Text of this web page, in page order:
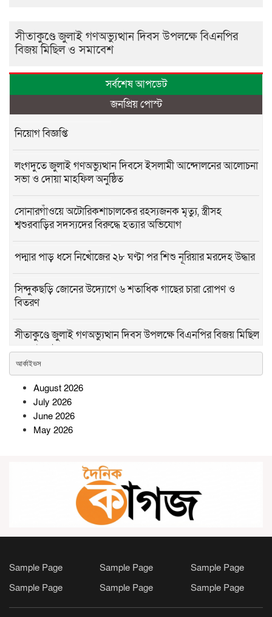
সীতাকুণ্ডে জুলাই গণঅভ্যুত্থান দিবস উপলক্ষে বিএনপির
বিজয় মিছিল ও সমাবেশ
সর্বশেষ আপডেট
জনপ্রিয় পোস্ট
নিয়োগ বিজ্ঞপ্তি
লংগদুতে জুলাই গণঅভ্যুত্থান দিবসে ইসলামী আন্দোলনের আলোচনা
সভা ও দোয়া মাহফিল অনুষ্ঠিত
সোনারগাঁওয়ে অটোরিকশাচালকের রহস্যজনক মৃত্যু, স্ত্রীসহ
শ্বশুরবাড়ির সদস্যদের বিরুদ্ধে হত্যার অভিযোগ
পদ্মার পাড় ধসে নিখোঁজের ২৮ ঘণ্টা পর শিশু নূরিয়ার মরদেহ উদ্ধার
সিন্দুকছড়ি জোনের উদ্যোগে ৬ শতাধিক গাছের চারা রোপণ ও
বিতরণ
সীতাকুণ্ডে জুলাই গণঅভ্যুত্থান দিবস উপলক্ষে বিএনপির বিজয় মিছিল
ও সমাবেশ
কর্মসূচি
উল্লাপাড়ায় র‌্যাবের অভিযানে ১০৪
বোতল স্ক্যাফসহ নারী মাদক ব্যবসায়ী
লংগদুর বিভিন্ন শিক্ষা প্রতিষ্ঠানে
যথাযোগ্য মর্যাদায় জুলাই দিবস পালিত
আর্কাইভস
August 2026
July 2026
June 2026
May 2026
Sample Page Sample Page
Sample Page
Sample Page
Sample Page Sample Page